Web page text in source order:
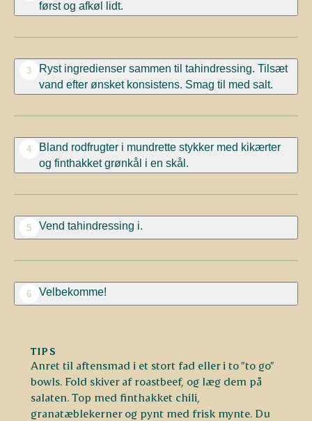
først og afkøl lidt.
3
Ryst ingredienser sammen til tahindressing. Tilsæt
vand efter ønsket konsistens. Smag til med salt.
4
Bland rodfrugter i mundrette stykker med kikærter
og finthakket grønkål i en skål.
5 Vend tahindressing i.
6 Velbekomme!
TIPS
Anret til aftensmad i et stort fad eller i to ”to go”
bowls. Fold skiver af roastbeef, og læg dem på
salaten. Top med finthakket chili,
granatæblekerner og pynt med frisk mynte. Du